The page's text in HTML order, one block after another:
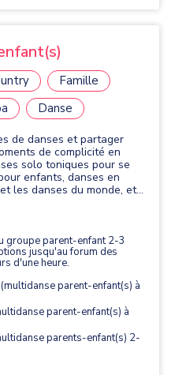
Famille
Danse
de danses et partager
de complicité en
enfants, danses en
les danses du monde, et
rock sauté) pour
madison, salsa, cha
du monde en
et partager un
groupe parent-enfant 2-3
jusqu'au forum des
d'une heure.
parent-enfant(s) à
parent-enfant(s) à
parents-enfant(s) 2-